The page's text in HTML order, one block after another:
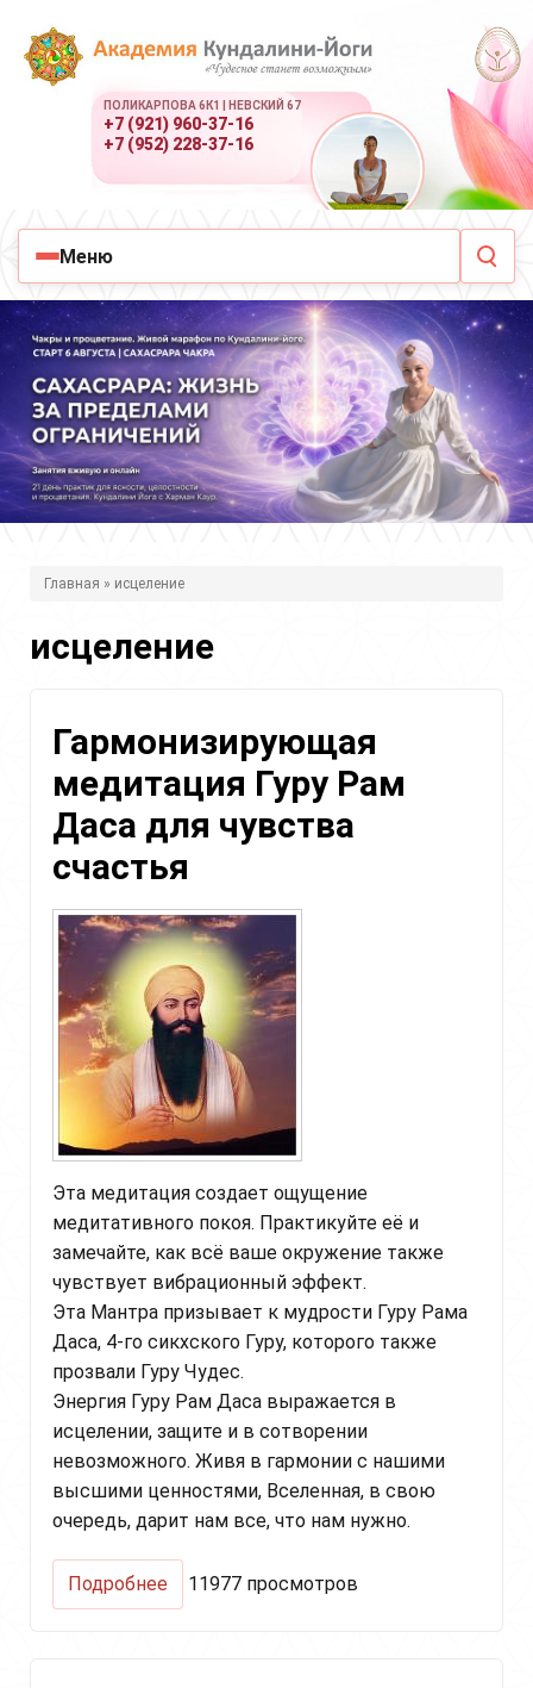
ПОЛИКАРПОВА 6К1 | НЕВСКИЙ 67
+7 (921) 960-37-16
+7 (952) 228-37-16
Меню
Главная » исцеление
исцеление
Гармонизирующая
медитация Гуру Рам
Даса для чувства
счастья
Эта медитация создает ощущение
медитативного покоя. Практикуйте её и
замечайте, как всё ваше окружение также
чувствует вибрационный эффект.
Эта Мантра призывает к мудрости Гуру Рама
Даса, 4-го сикхского Гуру, которого также
прозвали Гуру Чудес.
Энергия Гуру Рам Даса выражается в
исцелении, защите и в сотворении
невозможного. Живя в гармонии с нашими
высшими ценностями, Вселенная, в свою
очередь, дарит нам все, что нам нужно.
Подробнее
Гармонизирующая
11977 просмотров